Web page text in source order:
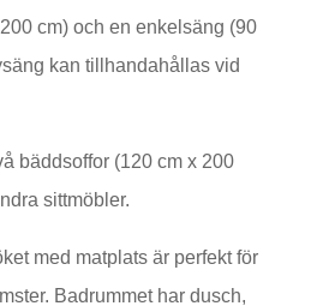
cm) och en enkelsäng (90
kan tillhandahållas vid
bäddsoffor (120 cm x 200
sittmöbler.
med matplats är perfekt för
Badrummet har dusch,